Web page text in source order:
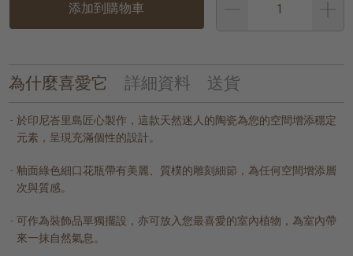
添加到購物車
為什麼喜愛它 詳細資料 送貨
於印尼峇里島匠心製作，這款天然迷人的陶瓷為您的空間增添穩定
元素，呈現充滿個性的設計。
釉面綠色細口花瓶帶有美麗、質樸的雕刻細節，為任何空間增添層
次與質感。
可作為裝飾品單獨擺設，亦可放入您最喜愛的室內植物，為室內帶
來一抹自然氣息。